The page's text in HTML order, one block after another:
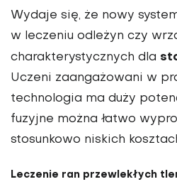
Wydaje się, że nowy
w leczeniu odleżyn czy
charakterystycznych dla
Uczeni zaangażowani w
technologia ma duży
fuzyjne można łatwo
stosunkowo niskich
Leczenie ran przewlekłych